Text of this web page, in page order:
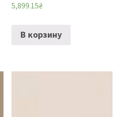
5,899.15₴
В корзину